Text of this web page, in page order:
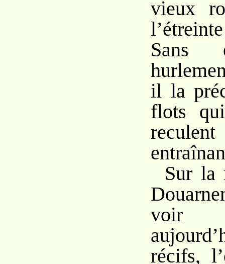
vieux
Sans
il la
flots
Sur la
voir
récifs,